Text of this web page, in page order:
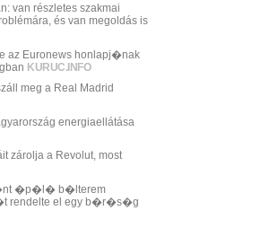
van részletes szakmai
és van megoldás is
az Euronews honlapj�nak
KURUC.INFO
meg a Real Madrid
energiaellátása
zárolja a Revolut, most
�p�l� b�lterem
el egy b�r�s�g